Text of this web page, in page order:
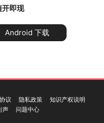
开即现
Android 下载
议 隐私政策
知识产权说明
声 问题中心